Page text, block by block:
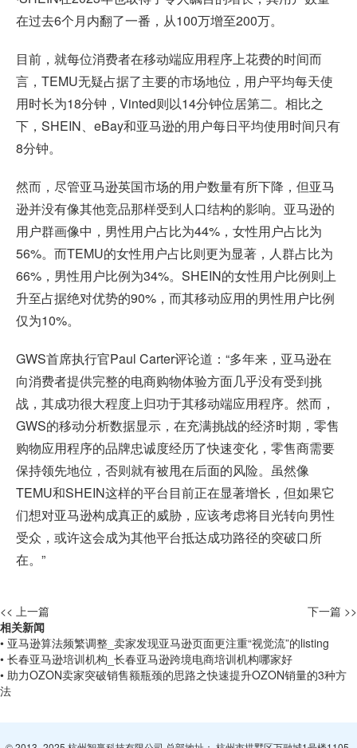
在过去6个月内翻了一番，从100万增至200万。
目前，就每位消费者在移动端应用程序上花费的时间而
言，TEMU无疑占据了主要的市场地位，用户平均每天使
用时长为18分钟，Vinted则以14分钟位居第二。相比之
下，SHEIN、eBay和亚马逊的用户每日平均使用时间只有
8分钟。
然而，尽管亚马逊英国市场的用户数量有所下降，但亚马
逊并没有像其他竞品那样受到人口结构的影响。亚马逊的
用户群画像中，男性用户占比为44%，女性用户占比为
56%。而TEMU的女性用户占比则更为显著，人群占比为
66%，男性用户比例为34%。SHEIN的女性用户比例则上
升至占据绝对优势的90%，而其移动应用的男性用户比例
仅为10%。
GWS首席执行官Paul Carter评论道：“多年来，亚马逊在
向消费者提供完整的电商购物体验方面几乎没有受到挑
战，其成功很大程度上归功于其移动端应用程序。然而，
GWS的移动分析数据显示，在充满挑战的经济时期，零售
购物应用程序的品牌忠诚度经历了快速变化，零售商需要
保持领先地位，否则就有被甩在后面的风险。虽然像
TEMU和SHEIN这样的平台目前正在显著增长，但如果它
们想对亚马逊构成真正的威胁，应该考虑将目光转向男性
受众，或许这会成为其他平台抵达成功路径的突破口所
在。”
<< 上一篇
下一篇 >>
相关新闻
• 亚马逊算法频繁调整_卖家发现亚马逊页面更注重“视觉流”的listing
• 长春亚马逊培训机构_长春亚马逊跨境电商培训机构哪家好
• 助力OZON卖家突破销售额瓶颈的思路之快速提升OZON销量的3种方
法